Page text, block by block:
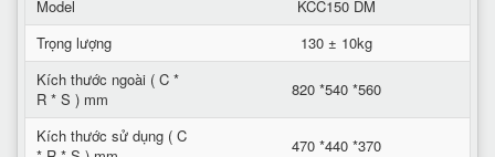
Model
KCC150 DM
Trọng lượng
130 ± 10kg
Kích thước ngoài ( C *
R * S ) mm
820 *540 *560
Kích thước sử dụng ( C
470 *440 *370